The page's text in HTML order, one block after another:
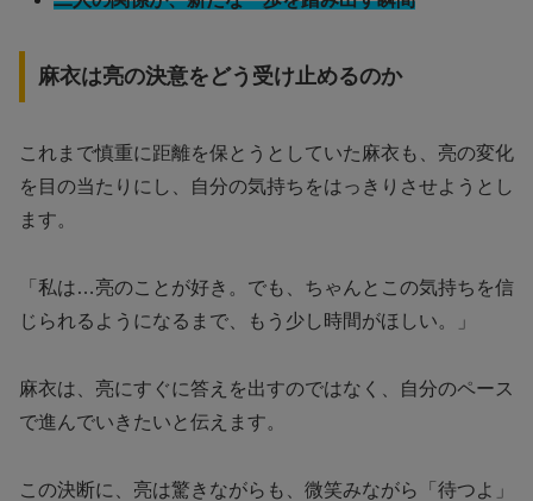
麻衣は亮の決意をどう受け止めるのか
これまで慎重に距離を保とうとしていた麻衣も、亮の変化
を目の当たりにし、自分の気持ちをはっきりさせようとし
ます。
「私は…亮のことが好き。でも、ちゃんとこの気持ちを信
じられるようになるまで、もう少し時間がほしい。」
麻衣は、亮にすぐに答えを出すのではなく、自分のペース
で進んでいきたいと伝えます。
この決断に、亮は驚きながらも、微笑みながら「待つよ」